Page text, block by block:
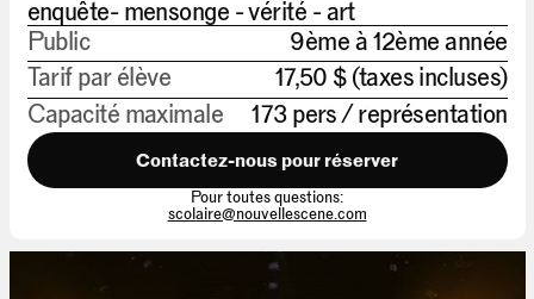
enquête- mensonge - vérité - art
Public
9ème à 12ème année
Tarif par élève
17,50 $ (taxes incluses)
Capacité maximale
173 pers / représentation
Contactez-nous pour réserver
Pour toutes questions:
scolaire@nouvellescene.com